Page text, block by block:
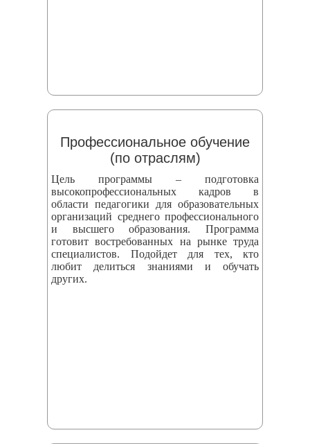
Профессиональное обучение
(по отраслям)
Цель программы – подготовка
высокопрофессиональных кадров в
области педагогики для образовательных
организаций среднего профессионального
и высшего образования. Программа
готовит востребованных на рынке труда
специалистов. Подойдет для тех, кто
любит делиться знаниями и обучать
других.